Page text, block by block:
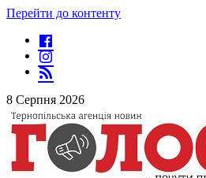
Перейти до контенту
8 Серпня 2026